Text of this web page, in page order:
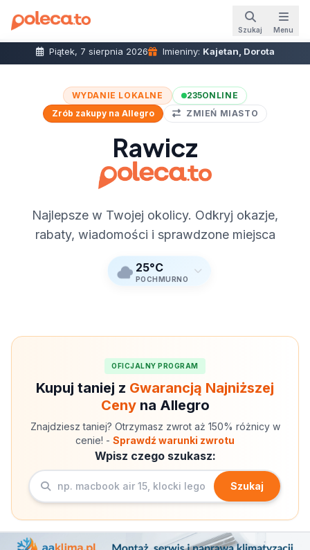
Szukaj Menu
Piątek, 7 sierpnia 2026 Imieniny: Kajetan, Dorota
WYDANIE LOKALNE 235ONLINE
Zrób zakupy na Allegro
ZMIEŃ MIASTO
Rawicz
Najlepsze w Twojej okolicy. Odkryj okazje,
rabaty, wiadomości i sprawdzone miejsca
25°C
POCHMURNO
OFICJALNY PROGRAM
Kupuj taniej z Gwarancją Najniższej
Cenyna Allegro
Znajdziesz taniej? Otrzymasz zwrot aż 150% różnicy w
cenie! - Sprawdź warunki zwrotu
Wpisz czego szukasz:
Szukaj